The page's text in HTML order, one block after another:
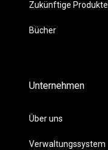
Zukünftige Produkte
Bücher
Unternehmen
Über uns
Verwaltungssystem